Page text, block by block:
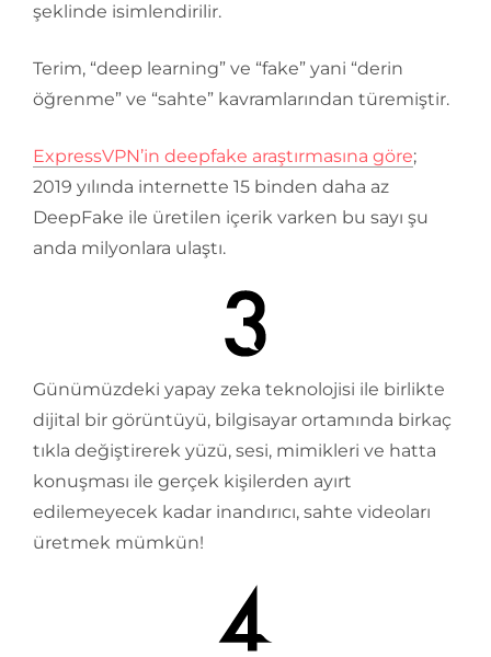
şeklinde isimlendirilir.
Terim, “deep learning” ve “fake” yani “derin
öğrenme” ve “sahte” kavramlarından türemiştir.
ExpressVPN’in deepfake araştırmasına göre;
2019 yılında internette 15 binden daha az
DeepFake ile üretilen içerik varken bu sayı şu
anda milyonlara ulaştı.
Günümüzdeki yapay zeka teknolojisi ile birlikte
dijital bir görüntüyü, bilgisayar ortamında birkaç
tıkla değiştirerek yüzü, sesi, mimikleri ve hatta
konuşması ile gerçek kişilerden ayırt
edilemeyecek kadar inandırıcı, sahte videoları
üretmek mümkün!